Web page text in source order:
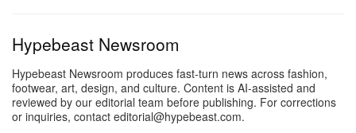
Hypebeast Newsroom
Hypebeast Newsroom produces fast-turn news across fashion,
footwear, art, design, and culture. Content is AI-assisted and
reviewed by our editorial team before publishing. For corrections
or inquiries, contact editorial@hypebeast.com.